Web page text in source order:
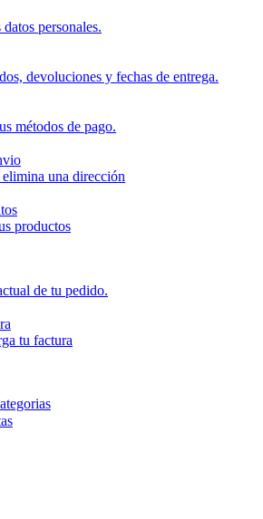
personales.
devoluciones y fechas de entrega.
métodos de pago.
una dirección
productos
de tu pedido.
tu factura